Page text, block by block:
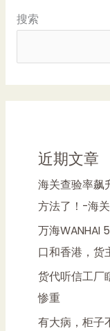
搜索
近期文章
海关查验率飙
方法了！-海
万海WANHAI
口和香港，货
货代听信工厂
惨重
有大病，柜子